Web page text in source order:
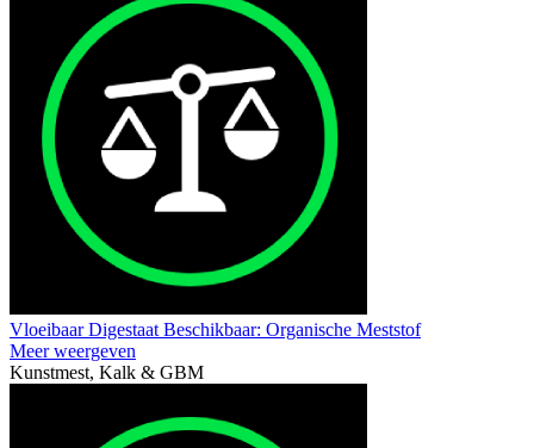
Vloeibaar Digestaat Beschikbaar: Organische Meststof
Meer weergeven
Kunstmest, Kalk & GBM